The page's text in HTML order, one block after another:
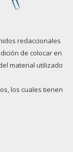
redaccionales
de colocar en
material utilizado
los cuales tienen